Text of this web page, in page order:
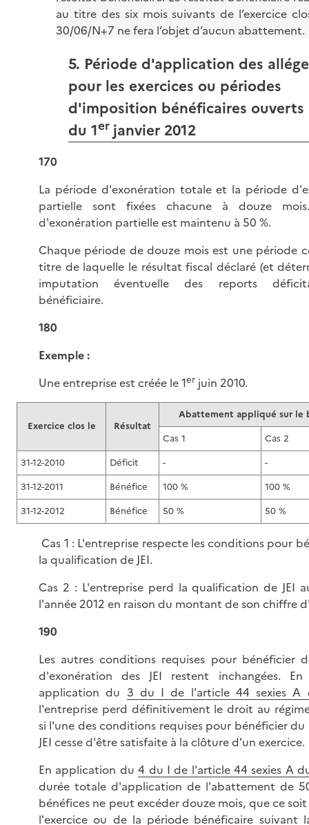
au titre des six mois suivants de l’exercice
30/06/N+7 ne fera l’objet d’aucun abattement.
5. Période d'application des
pour les exercices ou périodes
d'imposition bénéficaires
du 1er janvier 2012
170
La période d'exonération totale et la période
partielle sont fixées chacune à douze
d'exonération partielle est maintenu à 50 %.
Chaque période de douze mois est une période
titre de laquelle le résultat fiscal déclaré (et
imputation éventuelle des reports
bénéficiaire.
180
Exemple :
Une entreprise est créée le 1er juin 2010.
Exercice clos le Résultat
Abattement appliqué sur le
Cas 1
Cas 2
31-12-2010
Déficit -
-
31-12-2011
Bénéfice 100 %
100 %
31-12-2012
Bénéfice 50 % 50 %
Cas 1 : L'entreprise respecte les conditions pour
la qualification de JEI.
Cas 2 : L'entreprise perd la qualification de JEI
l'année 2012 en raison du montant de son chiffre
190
Les autres conditions requises pour bénéficier
d'exonération des JEI restent inchangées.
application du 3 du I de l'article 44 sexies A
l'entreprise perd définitivement le droit au
si l'une des conditions requises pour bénéficier du
JEI cesse d'être satisfaite à la clôture d'un exercice.
En application du4 du I de l'article 44 sexies A
durée totale d'application de l'abattement de
bénéfices ne peut excéder douze mois, que ce
l'exercice ou de la période bénéficaire suivant